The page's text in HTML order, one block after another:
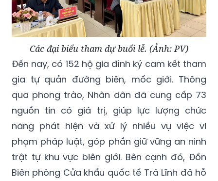
Các đại biểu tham dự buổi lễ. (Ảnh: PV)
Đến nay, có 152 hộ gia đình ký cam kết tham
gia tự quản đường biên, mốc giới. Thông
qua phong trào, Nhân dân đã cung cấp 73
nguồn tin có giá trị, giúp lực lượng chức
năng phát hiện và xử lý nhiều vụ việc vi
phạm pháp luật, góp phần giữ vững an ninh
trật tự khu vực biên giới. Bên cạnh đó, Đồn
Biên phòng Cửa khẩu quốc tế Trà Lĩnh đã hỗ